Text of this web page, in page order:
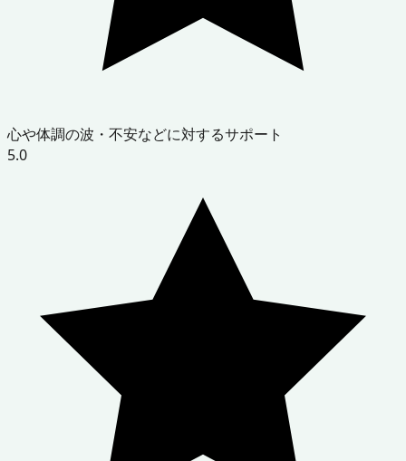
心や体調の波・不安などに対するサポート
5.0